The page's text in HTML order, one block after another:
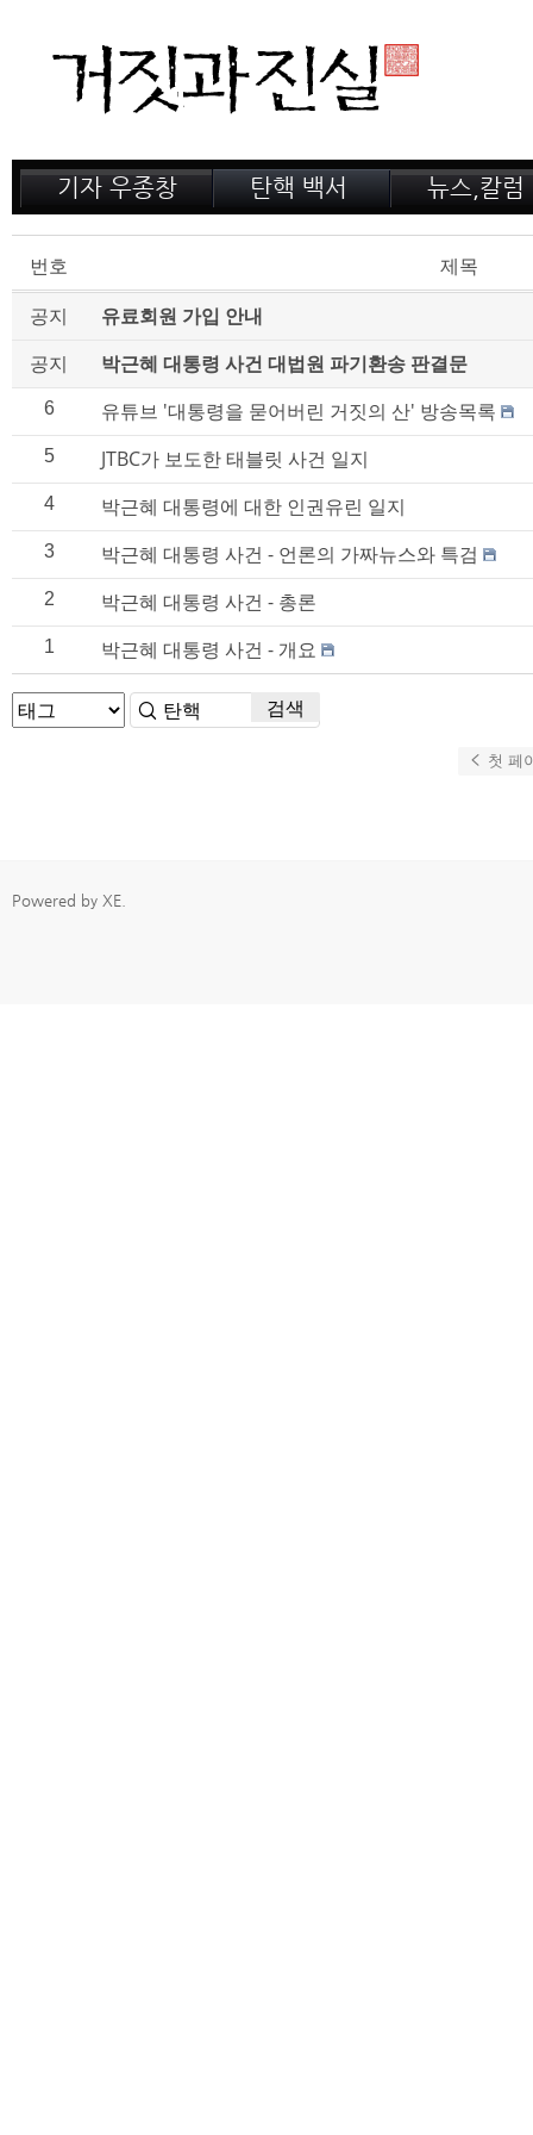
기자 우종창
저서 소개
탄핵 백서
거짓의 산
뉴스,칼럼
공지,새소식
전문가 칼럼
번호
제목
공지
유료회원 가입 안내
공지
박근혜 대통령 사건 대법원 파기환송 판결문
6 유튜브 '대통령을 묻어버린 거짓의 산' 방송목록
5 JTBC가 보도한 태블릿 사건 일지
4 박근혜 대통령에 대한 인권유린 일지
3 박근혜 대통령 사건 - 언론의 가짜뉴스와 특검
2 박근혜 대통령 사건 - 총론
1 박근혜 대통령 사건 - 개요
검색
첫 페
Powered by XE